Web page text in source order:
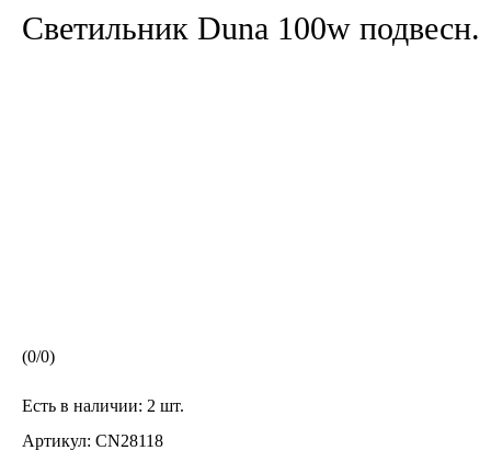
Светильник Duna 100w подвесн.
(0/0)
Есть в наличии: 2 шт.
Артикул: CN28118